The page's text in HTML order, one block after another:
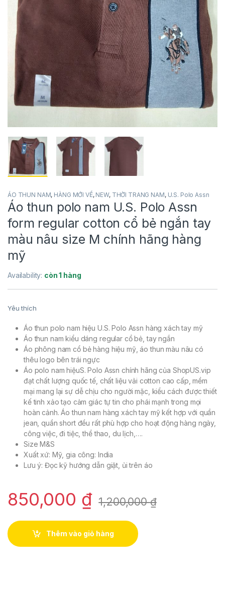
ÁO THUN NAM, HÀNG MỚI VỀ, NEW, THỜI TRANG NAM, U.S. Polo Assn
Áo thun polo nam U.S. Polo Assn
form regular cotton cổ bẻ ngắn tay
màu nâu size M chính hãng hàng
mỹ
Availability: còn 1 hàng
Yêu thích
Áo thun polo nam hiệu U.S. Polo Assn hàng xách tay mỹ
Áo thun nam kiểu dáng regular cổ bẻ, tay ngắn
Áo phông nam cổ bẻ hàng hiệu mỹ, áo thun màu nâu có
thêu logo bên trái ngực
Áo polo nam hiệuS. Polo Assn chính hãng của ShopUS.vip
đạt chất lượng quốc tế, chất liệu vải cotton cao cấp, mềm
mại mang lại sự dễ chịu cho người mặc, kiểu cách được thiết
kế tinh xảo tạo cảm giác tự tin cho phái mạnh trong mọi
hoàn cảnh. Áo thun nam hàng xách tay mỹ kết hợp với quần
jean, quần short đều rất phù hợp cho hoạt động hàng ngày,
công việc, đi tiệc, thể thao, du lịch,….
Size M&S
Xuất xứ: Mỹ, gia công: India
Lưu ý: Đọc kỹ hướng dẫn giặt, ủi trên áo
850,000 ₫ 1,200,000₫
Thêm vào giỏ hàng